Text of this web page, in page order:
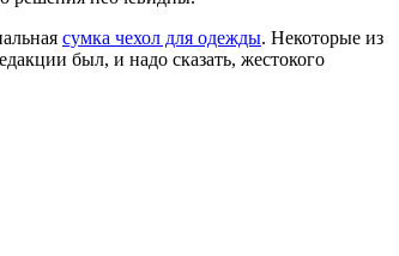
сумка чехол для одежды. Некоторые из
был, и надо сказать, жестокого